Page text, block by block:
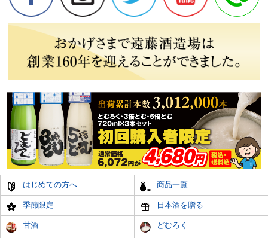
はじめての方へ 商品一覧
季節限定 日本酒を贈る
甘酒 どむろく